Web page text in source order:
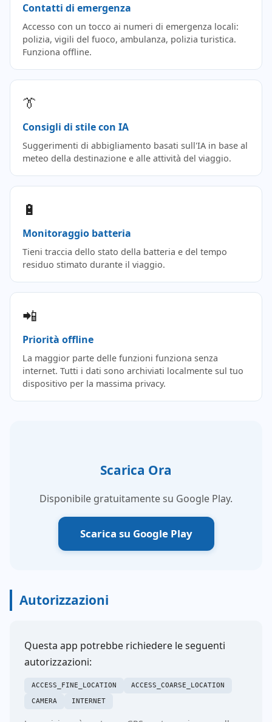
Contatti di emergenza
Accesso con un tocco ai numeri di emergenza locali:
polizia, vigili del fuoco, ambulanza, polizia turistica.
Funziona offline.
👔
Consigli di stile con IA
Suggerimenti di abbigliamento basati sull'IA in base al
meteo della destinazione e alle attività del viaggio.
🔋
Monitoraggio batteria
Tieni traccia dello stato della batteria e del tempo
residuo stimato durante il viaggio.
📲
Priorità offline
La maggior parte delle funzioni funziona senza
internet. Tutti i dati sono archiviati localmente sul tuo
dispositivo per la massima privacy.
Scarica Ora
Disponibile gratuitamente su Google Play.
Scarica su Google Play
Autorizzazioni
Questa app potrebbe richiedere le seguenti
autorizzazioni:
ACCESS_FINE_LOCATION
ACCESS_COARSE_LOCATION
CAMERA
INTERNET